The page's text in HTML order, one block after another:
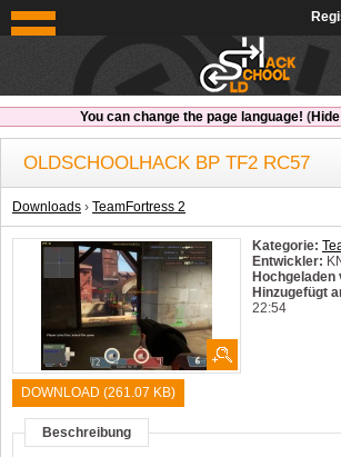
OldSchoolHack
You can change the page language! (
OLDSCHOOLHACK BP TF2 RC57
Downloads › TeamFortress 2
Kategorie:
Entwickler:
Hochgeladen
Hinzugefügt
22:54
DOWNLOAD (261.07 KB)
Beschreibung